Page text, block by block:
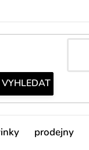
prodejny